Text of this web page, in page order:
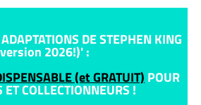
DE STEPHEN KING
2026!)' :
(et GRATUIT) POUR
ET COLLECTIONNEURS !